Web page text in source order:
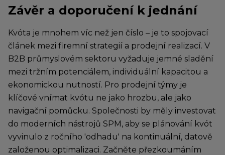
Závěr a doporučení k jednání
Kvóta je mnohem víc než jen číslo – je to spojovací
článek mezi firemní strategií a prodejní realizací. V
B2B průmyslovém sektoru vyžaduje jemné sladění
mezi tržním potenciálem, individuální kapacitou a
ekonomickou nutností. Pro prodejní týmy je
klíčové vnímat kvótu ne jako hrozbu, ale jako
navigační pomůcku. Společnosti by měly investovat
do moderních nástrojů SPM, aby se plánování kvót
vyvinulo z ročního 'odhadu' na kontinuální, datově
založenou optimalizaci. Začněte přezkoumáním